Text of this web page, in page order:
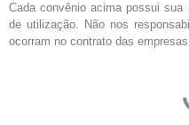
Cada convênio acima possui
de utilização. Não nos
ocorram no contrato das